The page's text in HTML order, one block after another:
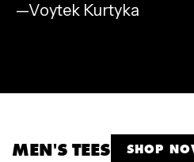
—Voytek Kurtyka
SHOP NOW
SHOP NOW
SHOP NOW
SHOP MEN'S
MEN'S TEES SHOP